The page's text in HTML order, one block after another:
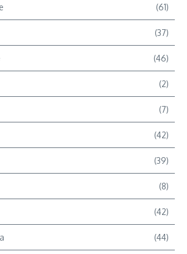
(61)
(37)
(46)
(2)
(7)
(42)
(39)
(8)
(42)
(44)